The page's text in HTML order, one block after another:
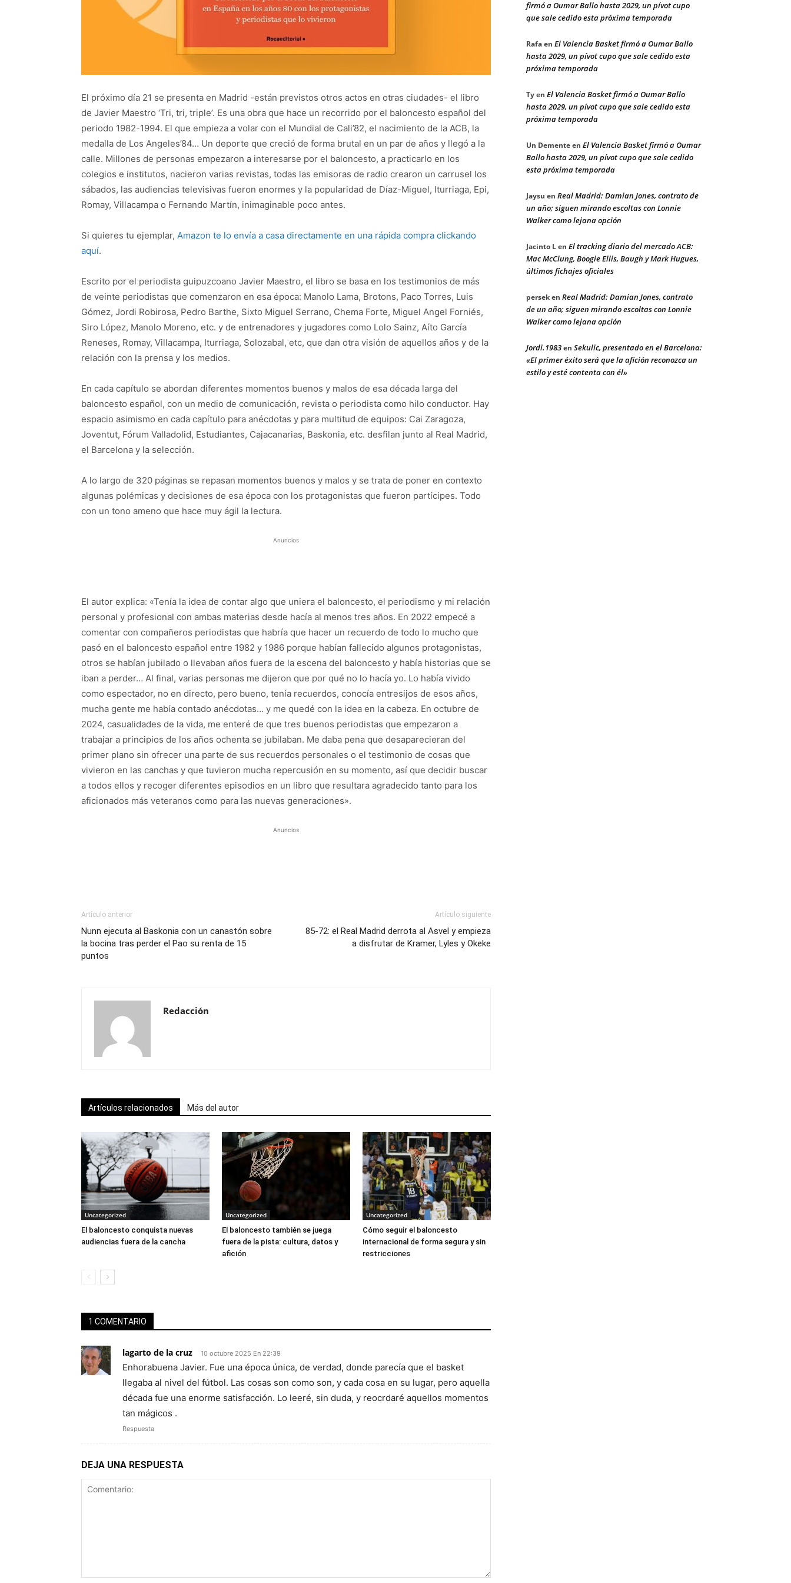
El próximo día 21 se presenta en Madrid -están previstos otros actos en otras ciudades- el libro
de Javier Maestro ‘Tri, tri, triple’. Es una obra que hace un recorrido por el baloncesto español del
periodo 1982-1994. El que empieza a volar con el Mundial de Cali’82, el nacimiento de la ACB, la
medalla de Los Angeles’84… Un deporte que creció de forma brutal en un par de años y llegó a la
calle. Millones de personas empezaron a interesarse por el baloncesto, a practicarlo en los
colegios e institutos, nacieron varias revistas, todas las emisoras de radio crearon un carrusel los
sábados, las audiencias televisivas fueron enormes y la popularidad de Díaz-Miguel, Iturriaga, Epi,
Romay, Villacampa o Fernando Martín, inimaginable poco antes.
Si quieres tu ejemplar, Amazon te lo envía a casa directamente en una rápida compra clickando
aquí.
Escrito por el periodista guipuzcoano Javier Maestro, el libro se basa en los testimonios de más
de veinte periodistas que comenzaron en esa época: Manolo Lama, Brotons, Paco Torres, Luis
Gómez, Jordi Robirosa, Pedro Barthe, Sixto Miguel Serrano, Chema Forte, Miguel Angel Forniés,
Siro López, Manolo Moreno, etc. y de entrenadores y jugadores como Lolo Sainz, Aíto García
Reneses, Romay, Villacampa, Iturriaga, Solozabal, etc, que dan otra visión de aquellos años y de la
relación con la prensa y los medios.
En cada capítulo se abordan diferentes momentos buenos y malos de esa década larga del
baloncesto español, con un medio de comunicación, revista o periodista como hilo conductor. Hay
espacio asimismo en cada capítulo para anécdotas y para multitud de equipos: Cai Zaragoza,
Joventut, Fórum Valladolid, Estudiantes, Cajacanarias, Baskonia, etc. desfilan junto al Real Madrid,
el Barcelona y la selección.
A lo largo de 320 páginas se repasan momentos buenos y malos y se trata de poner en contexto
algunas polémicas y decisiones de esa época con los protagonistas que fueron partícipes. Todo
con un tono ameno que hace muy ágil la lectura.
Anuncios
El autor explica: «Tenía la idea de contar algo que uniera el baloncesto, el periodismo y mi relación
personal y profesional con ambas materias desde hacía al menos tres años. En 2022 empecé a
comentar con compañeros periodistas que habría que hacer un recuerdo de todo lo mucho que
pasó en el baloncesto español entre 1982 y 1986 porque habían fallecido algunos protagonistas,
otros se habían jubilado o llevaban años fuera de la escena del baloncesto y había historias que se
iban a perder… Al final, varias personas me dijeron que por qué no lo hacía yo. Lo había vivido
como espectador, no en directo, pero bueno, tenía recuerdos, conocía entresijos de esos años,
mucha gente me había contado anécdotas… y me quedé con la idea en la cabeza. En octubre de
2024, casualidades de la vida, me enteré de que tres buenos periodistas que empezaron a
trabajar a principios de los años ochenta se jubilaban. Me daba pena que desaparecieran del
primer plano sin ofrecer una parte de sus recuerdos personales o el testimonio de cosas que
vivieron en las canchas y que tuvieron mucha repercusión en su momento, así que decidir buscar
a todos ellos y recoger diferentes episodios en un libro que resultara agradecido tanto para los
aficionados más veteranos como para las nuevas generaciones».
Anuncios
Artículo anterior
Nunn ejecuta al Baskonia con un canastón sobre
la bocina tras perder el Pao su renta de 15
puntos
Artículo siguiente
85-72: el Real Madrid derrota al Asvel y empieza
a disfrutar de Kramer, Lyles y Okeke
Redacción
Artículos relacionados Más del autor
Uncategorized
El baloncesto conquista nuevas
audiencias fuera de la cancha
Uncategorized
El baloncesto también se juega
fuera de la pista: cultura, datos y
afición
Uncategorized
Cómo seguir el baloncesto
internacional de forma segura y sin
restricciones
1 COMENTARIO
lagarto de la cruz 10 octubre 2025 En 22:39
Enhorabuena Javier. Fue una época única, de verdad, donde parecía que el basket
llegaba al nivel del fútbol. Las cosas son como son, y cada cosa en su lugar, pero aquella
década fue una enorme satisfacción. Lo leeré, sin duda, y reocrdaré aquellos momentos
tan mágicos .
Respuesta
DEJA UNA RESPUESTA
firmó a Oumar Ballo hasta 2029, un pívot cupo
que sale cedido esta próxima temporada
Rafaen El Valencia Basket firmó a Oumar Ballo
hasta 2029, un pívot cupo que sale cedido esta
próxima temporada
Tyen El Valencia Basket firmó a Oumar Ballo
hasta 2029, un pívot cupo que sale cedido esta
próxima temporada
Un Dementeen El Valencia Basket firmó a Oumar
Ballo hasta 2029, un pívot cupo que sale cedido
esta próxima temporada
Jaysu en Real Madrid: Damian Jones, contrato de
un año; siguen mirando escoltas con Lonnie
Walker como lejana opción
Jacinto Len El tracking diario del mercado ACB:
Mac McClung, Boogie Ellis, Baugh y Mark Hugues,
últimos fichajes oficiales
perseken Real Madrid: Damian Jones, contrato
de un año; siguen mirando escoltas con Lonnie
Walker como lejana opción
Jordi.1983en Sekulic, presentado en el Barcelona:
«El primer éxito será que la afición reconozca un
estilo y esté contenta con él»